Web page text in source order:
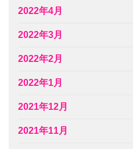
2022年4月
2022年3月
2022年2月
2022年1月
2021年12月
2021年11月